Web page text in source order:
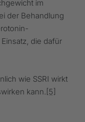
im
der Behandlung
die dafür
wie SSRI wirkt
kann. [5]